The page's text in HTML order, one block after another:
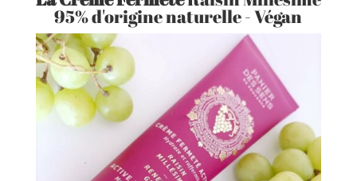
95% d'origine naturelle - Végan